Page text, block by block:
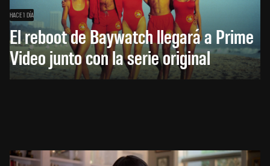
HACE 1 DÍA
El reboot de Baywatch llegará a Prime
Video junto con la serie original